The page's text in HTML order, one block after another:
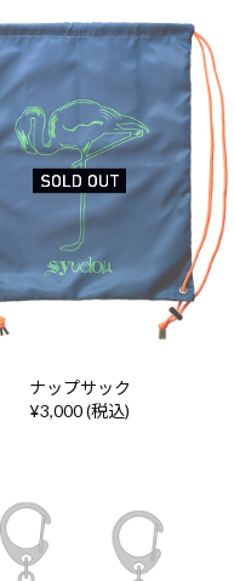
ナップサック
¥3,000 (税込)